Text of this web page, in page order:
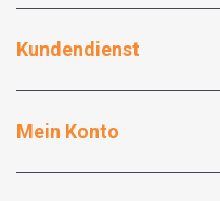
Kundendienst
Mein Konto